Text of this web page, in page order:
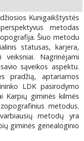
Kunigaikštystės
metodas
Šiuo metodu
statusas, karjera,
Nagrinėjami
sąveikos aspektu.
pradžią, aptariamos
LDK pasirodymo
Karpių giminės kilmės
metodus.
metodų yra
giminės genealoginio